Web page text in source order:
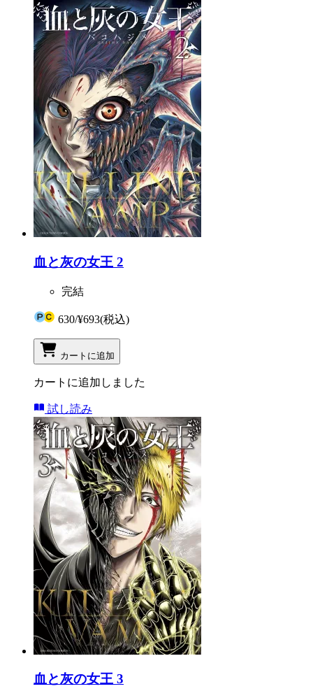
血と灰の女王 2
完結
630/¥693(税込)
カートに追加
カートに追加しました
試し読み
血と灰の女王 3